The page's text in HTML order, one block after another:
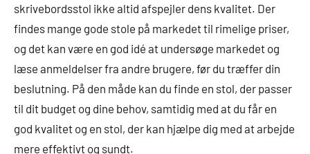
skrivebordsstol ikke altid afspejler dens kvalitet. Der
findes mange gode stole på markedet til rimelige priser,
og det kan være en god idé at undersøge markedet og
læse anmeldelser fra andre brugere, før du træffer din
beslutning. På den måde kan du finde en stol, der passer
til dit budget og dine behov, samtidig med at du får en
god kvalitet og en stol, der kan hjælpe dig med at arbejde
mere effektivt og sundt.